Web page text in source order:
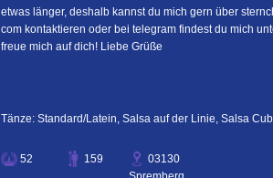
etwas länger, deshalb kannst du mich gern über
com kontaktieren oder bei telegram findest du mich
freue mich auf dich! Liebe Grüße
Tänze: Standard/Latein, Salsa auf der Linie, Salsa
52 159
03130